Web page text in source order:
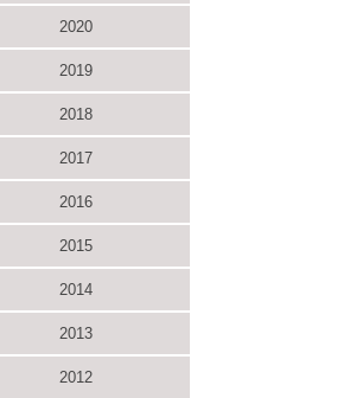
2020
2019
2018
2017
2016
2015
2014
2013
2012